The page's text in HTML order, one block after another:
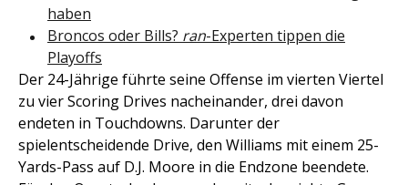
haben
Broncos oder Bills? ran-Experten tippen die
Playoffs
Der 24-Jährige führte seine Offense im vierten Viertel
zu vier Scoring Drives nacheinander, drei davon
endeten in Touchdowns. Darunter der
spielentscheidende Drive, den Williams mit einem 25-
Yards-Pass auf D.J. Moore in die Endzone beendete.